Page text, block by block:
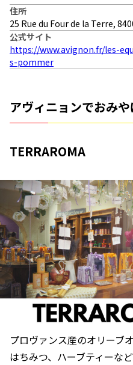
住所
25 Rue du Four de la Terre,
公式サイト
https://www.avignon.fr/les-
s-pommer
アヴィニョンでおみ
TERRAROMA
プロヴァンス産のオリーブ
はちみつ、ハーブティーな